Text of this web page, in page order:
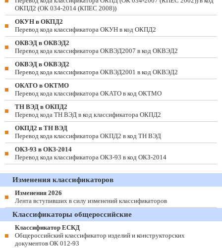
ОКПД2 (ОК 034-2014 (КПЕС 2008))
ОКУН в ОКПД2
Перевод кода классификатора ОКУН в код ОКПД2
ОКВЭД в ОКВЭД2
Перевод кода классификатора ОКВЭД2007 в код ОКВЭД2
ОКВЭД в ОКВЭД2
Перевод кода классификатора ОКВЭД2001 в код ОКВЭД2
ОКАТО в ОКТМО
Перевод кода классификатора ОКАТО в код ОКТМО
ТН ВЭД в ОКПД2
Перевод кода ТН ВЭД в код классификатора ОКПД2
ОКПД2 в ТН ВЭД
Перевод кода классификатора ОКПД2 в код ТН ВЭД
ОКЗ-93 в ОКЗ-2014
Перевод кода классификатора ОКЗ-93 в код ОКЗ-2014
Изменения классификаторов
Изменения 2026
Лента вступивших в силу изменений классификаторов
Классификаторы общероссийские
Классификатор ЕСКД
Общероссийский классификатор изделий и конструкторских
документов ОК 012-93